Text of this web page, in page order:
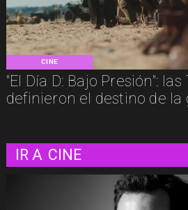
CINE
"El Día D: Bajo Presión":
definieron el destino de la
IR A CINE